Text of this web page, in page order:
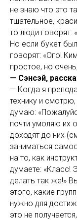
не знаю что это
тщательное,
то люди говорят:
Но если букет
говорят: «Ого!
простое, но
— Сэнсэй,
— Когда я
технику и
думаю:
почти умоляю их
доходят до них
заниматься
на то, как
думаете: «Класс!
делать так же!»
этого, какие
нужно для
это не